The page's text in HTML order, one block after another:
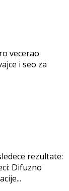
vecerao
i seo za
rezultate:
Difuzno